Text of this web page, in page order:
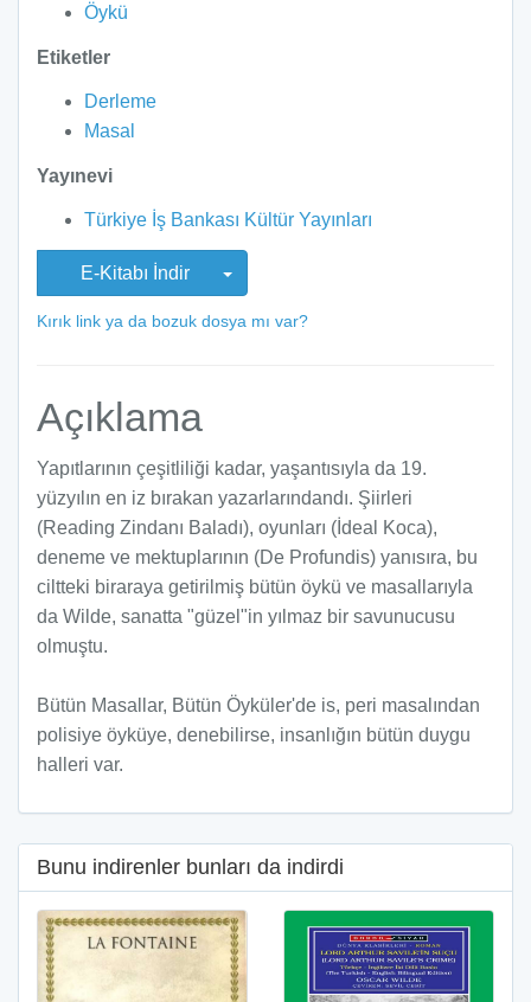
Öykü
Etiketler
Derleme
Masal
Yayınevi
Türkiye İş Bankası Kültür Yayınları
E-Kitabı İndir
Kırık link ya da bozuk dosya mı var?
Açıklama
Yapıtlarının çeşitliliği kadar, yaşantısıyla da 19.
yüzyılın en iz bırakan yazarlarındandı. Şiirleri
(Reading Zindanı Baladı), oyunları (İdeal Koca),
deneme ve mektuplarının (De Profundis) yanısıra, bu
ciltteki biraraya getirilmiş bütün öykü ve masallarıyla
da Wilde, sanatta "güzel"in yılmaz bir savunucusu
olmuştu.
Bütün Masallar, Bütün Öyküler'de is, peri masalından
polisiye öyküye, denebilirse, insanlığın bütün duygu
halleri var.
Bunu indirenler bunları da indirdi